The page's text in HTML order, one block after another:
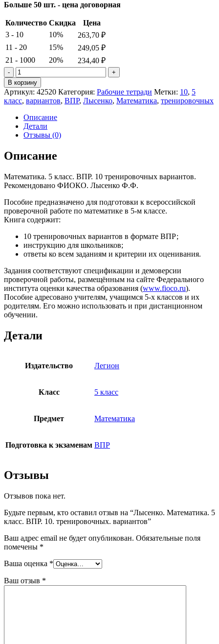
Больше 50 шт. - цена договорная
Количество Скидка
Цена
3 - 10
10% 263,70 ₽
11 - 20
15% 249,05 ₽
21 - 1000
20% 234,40 ₽
Количество
товара
Лысенко.
Математика.
5
класс.
ВПР.
10.
тренировочных.
В корзину
Артикул: 42520 Категория: Рабочие тетради Метки: 10, 5
класс, вариантов, ВПР, Лысенко, Математика, тренировочных
Описание
Детали
Отзывы (0)
Описание
Математика. 5 класс. ВПР. 10 тренировочных вариантов.
Рекомендовано ФИОКО. Лысенко Ф.Ф.
Пособие предназначено для подготовки к всероссийской
проверочной работе по математике в 5-м классе.
Книга содержит:
10 тренировочных вариантов в формате ВПР;
инструкцию для школьников;
ответы ко всем заданиям и критерии их оценивания.
Задания соответствуют спецификации и демоверсии
проверочной работы, размещённым на сайте Федерального
института оценки качества образования (www.fioco.ru).
Пособие адресовано учителям, учащимся 5-х классов и их
родителям. Его можно использовать и при дистанционном
обучении.
Детали
Издательство Легион
Класс 5 класс
Предмет Математика
Подготовка к экзаменам ВПР
Отзывы
Отзывов пока нет.
Будьте первым, кто оставил отзыв на “Лысенко. Математика. 5
класс. ВПР. 10. тренировочных. вариантов”
Ваш адрес email не будет опубликован. Обязательные поля
помечены *
Ваша оценка *
Ваш отзыв *